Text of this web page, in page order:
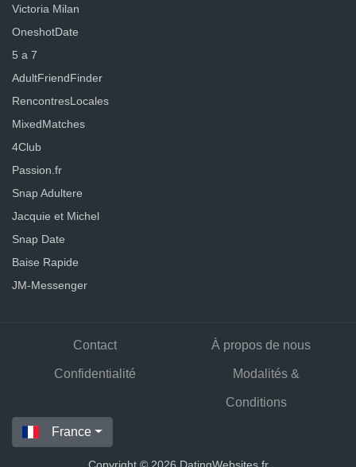
Victoria Milan
OneshotDate
5 a 7
AdultFriendFinder
RencontresLocales
MixedMatches
4Club
Passion.fr
Snap Adultere
Jacquie et Michel
Snap Date
Baise Rapide
JM-Messenger
Contact À propos de nous
Confidentialité Modalités &
Conditions
France